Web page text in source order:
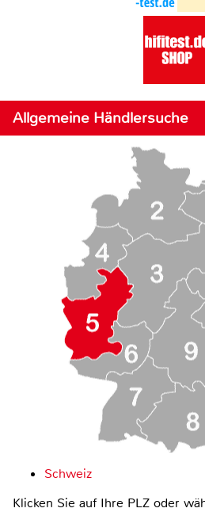
Allgemeine Händlersuche
Schweiz
Klicken Sie auf Ihre PLZ oder